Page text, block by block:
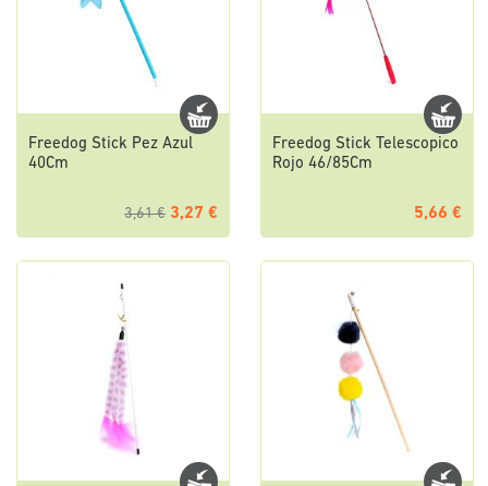
Freedog Stick Pez Azul
40Cm
3,61 € 3,27 €
Freedog Stick Telescopico
Rojo 46/85Cm
5,66 €